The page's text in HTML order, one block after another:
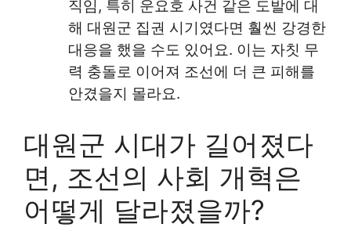
직임, 특히 운요호 사건 같은 도발에 대
해 대원군 집권 시기였다면 훨씬 강경한
대응을 했을 수도 있어요. 이는 자칫 무
력 충돌로 이어져 조선에 더 큰 피해를
안겼을지 몰라요.
대원군 시대가 길어졌다
면, 조선의 사회 개혁은
어떻게 달라졌을까?